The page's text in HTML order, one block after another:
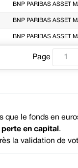
BNP PARIBAS ASSET
BNP PARIBAS ASSET
BNP PARIBAS ASSET
Page
le fonds en
en capital .
la validation de